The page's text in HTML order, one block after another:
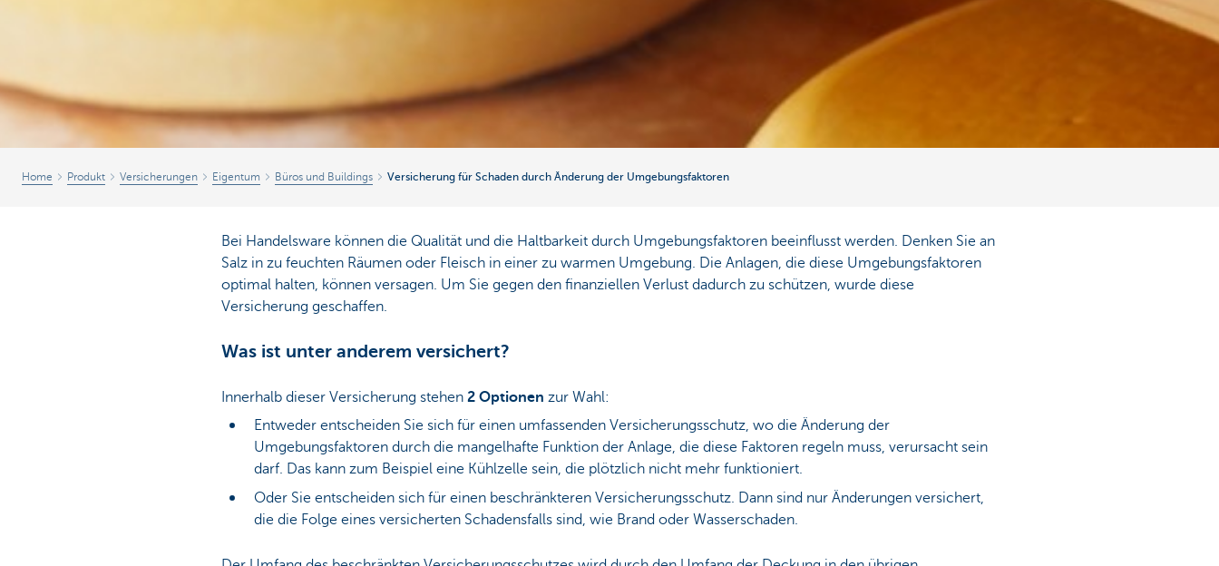
Home Produkt Versicherungen Eigentum Büros und Buildings Versicherung für Schaden durch Änderung der Umgebungsfaktoren
Bei Handelsware können die Qualität und die Haltbarkeit durch Umgebungsfaktoren beeinflusst werden. Denken Sie an
Salz in zu feuchten Räumen oder Fleisch in einer zu warmen Umgebung. Die Anlagen, die diese Umgebungsfaktoren
optimal halten, können versagen. Um Sie gegen den finanziellen Verlust dadurch zu schützen, wurde diese
Versicherung geschaffen.
Was ist unter anderem versichert?
Innerhalb dieser Versicherung stehen 2 Optionen zur Wahl:
Entweder entscheiden Sie sich für einen umfassenden Versicherungsschutz, wo die Änderung der
Umgebungsfaktoren durch die mangelhafte Funktion der Anlage, die diese Faktoren regeln muss, verursacht sein
darf. Das kann zum Beispiel eine Kühlzelle sein, die plötzlich nicht mehr funktioniert.
Oder Sie entscheiden sich für einen beschränkteren Versicherungsschutz. Dann sind nur Änderungen versichert,
die die Folge eines versicherten Schadensfalls sind, wie Brand oder Wasserschaden.